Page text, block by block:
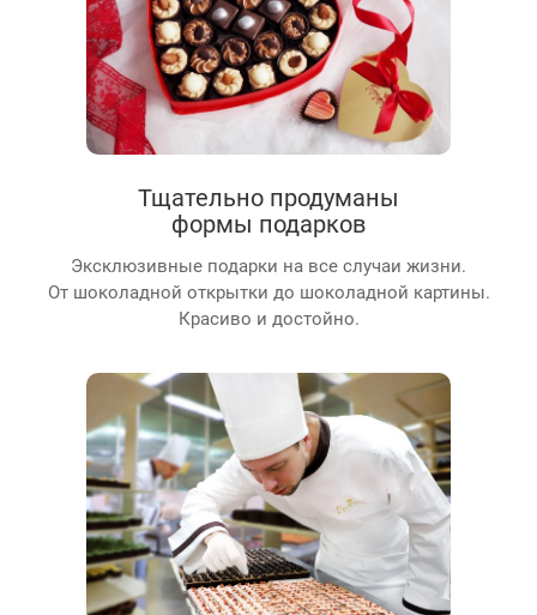
Тщательно продуманы
формы подарков
Эксклюзивные подарки на все случаи жизни.
От шоколадной открытки до шоколадной картины.
Красиво и достойно.